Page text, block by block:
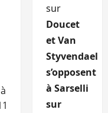
sur
Doucet
et Van
Styvendael
s’opposent
à Sarselli
sur